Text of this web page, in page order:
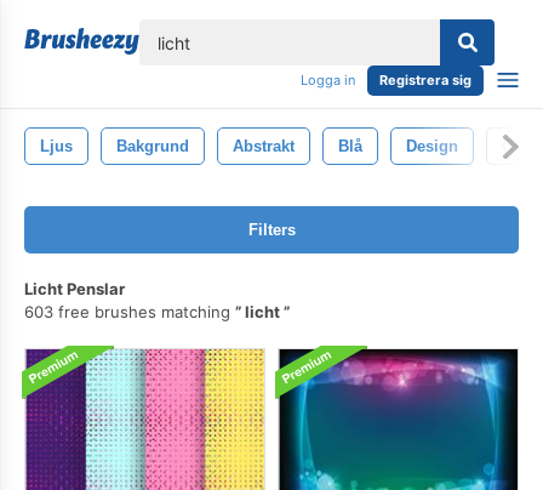
Logga in Registrera sig
Ljus Bakgrund Abstrakt Blå Design
Filters
Licht Penslar
603 free brushes matching
licht